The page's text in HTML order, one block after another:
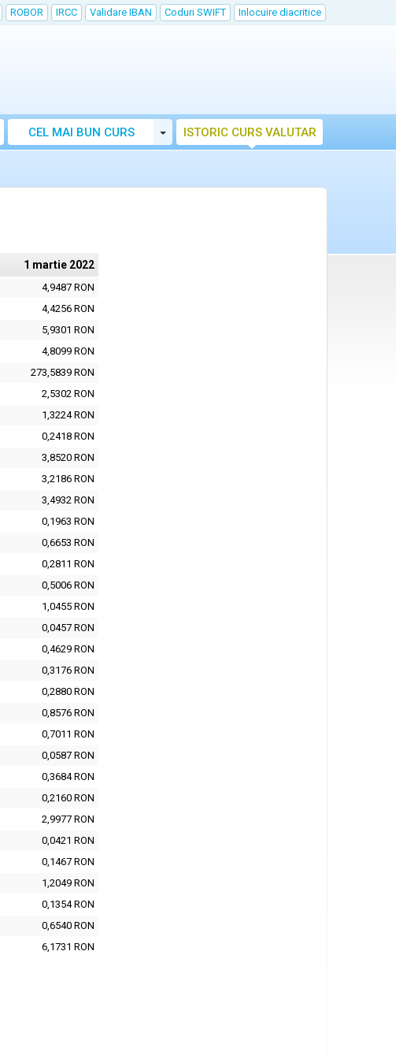
ROBOR IRCC Validare IBAN Coduri SWIFT Inlocuire diacritice
CEL MAI BUN CURS Toggle Dropdown
ISTORIC CURS VALUTAR
1 martie 2022
4,9487 RON
4,4256 RON
5,9301 RON
4,8099 RON
273,5839 RON
2,5302 RON
1,3224 RON
0,2418 RON
3,8520 RON
3,2186 RON
3,4932 RON
0,1963 RON
0,6653 RON
0,2811 RON
0,5006 RON
1,0455 RON
0,0457 RON
0,4629 RON
0,3176 RON
0,2880 RON
0,8576 RON
0,7011 RON
0,0587 RON
0,3684 RON
0,2160 RON
2,9977 RON
0,0421 RON
0,1467 RON
1,2049 RON
0,1354 RON
0,6540 RON
6,1731 RON